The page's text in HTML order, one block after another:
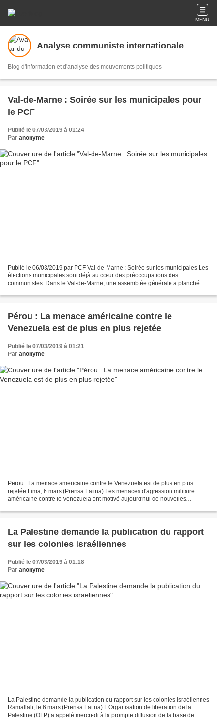
MENU
Analyse communiste internationale
Blog d'information et d'analyse des mouvements politiques
Val-de-Marne : Soirée sur les municipales pour
le PCF
Publié le 07/03/2019 à 01:24
Par anonyme
Publié le 06/03/2019 par PCF Val-de-Marne : Soirée sur les municipales Les
élections municipales sont déjà au cœur des préoccupations des
communistes. Dans le Val-de-Marne, une assemblée générale a planché sur
Pérou : La menace américaine contre le
Venezuela est de plus en plus rejetée
Publié le 07/03/2019 à 01:21
Par anonyme
Pérou : La menace américaine contre le Venezuela est de plus en plus
rejetée Lima, 6 mars (Prensa Latina) Les menaces d'agression militaire
américaine contre le Venezuela ont motivé aujourd'hui de nouvelles
La Palestine demande la publication du rapport
sur les colonies israéliennes
Publié le 07/03/2019 à 01:18
Par anonyme
La Palestine demande la publication du rapport sur les colonies israéliennes
Ramallah, le 6 mars (Prensa Latina) L'Organisation de libération de la
Palestine (OLP) a appelé mercredi à la prompte diffusion de la base de